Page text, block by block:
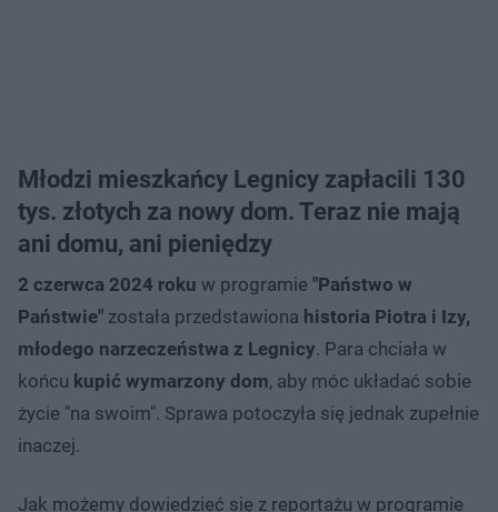
Młodzi mieszkańcy Legnicy zapłacili 130
tys. złotych za nowy dom. Teraz nie mają
ani domu, ani pieniędzy
2 czerwca 2024 roku w programie "Państwo w
Państwie" została przedstawiona historia Piotra i Izy,
młodego narzeczeństwa z Legnicy. Para chciała w
końcu kupić wymarzony dom, aby móc układać sobie
życie "na swoim". Sprawa potoczyła się jednak zupełnie
inaczej.
Jak możemy dowiedzieć się z reportażu w programie